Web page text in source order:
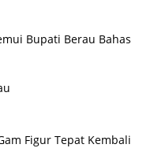
Bupati Berau Bahas
Figur Tepat Kembali